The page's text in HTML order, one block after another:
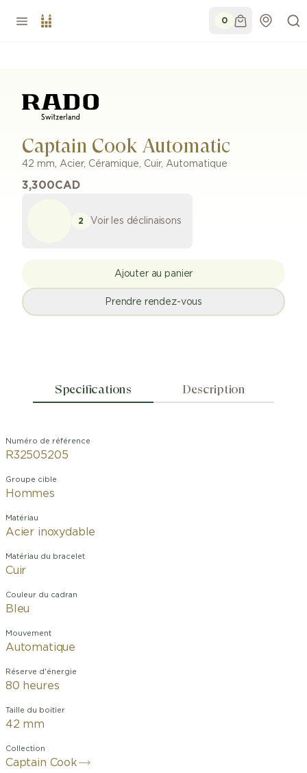
0
Captain Cook Automatic
42 mm, Acier, Céramique, Cuir, Automatique
3,300CAD
2 Voir les déclinaisons
Ajouter au panier
Prendre rendez-vous
Specifications Description
Numéro de référence
R32505205
Groupe cible
Hommes
Matériau
Acier inoxydable
Matériau du bracelet
Cuir
Couleur du cadran
Bleu
Mouvement
Automatique
Réserve d'énergie
80 heures
Taille du boitier
42 mm
Collection
Captain Cook